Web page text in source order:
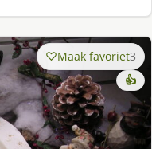
Maak favoriet3
👍